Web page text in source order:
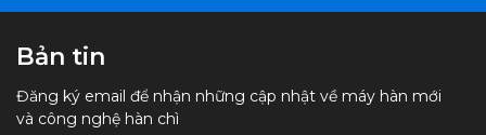
Bản tin
Đăng ký email để nhận những cập nhật về máy hàn mới
và công nghệ hàn chì